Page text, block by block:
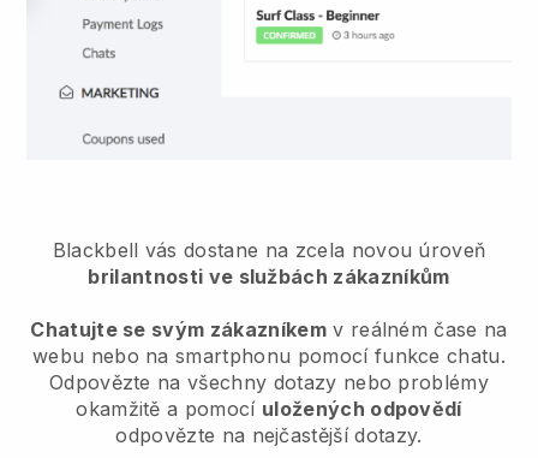
Blackbell vás dostane na zcela novou úroveň
brilantnosti ve službách zákazníkům
Chatujte se svým zákazníkemv reálném čase na
webu nebo na smartphonu pomocí funkce chatu.
Odpovězte na všechny dotazy nebo problémy
okamžitě a pomocí uložených odpovědí
odpovězte na nejčastější dotazy.